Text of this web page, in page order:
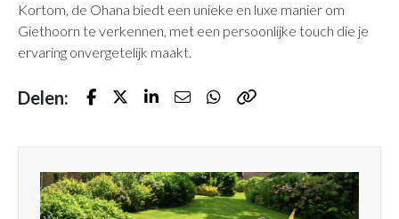
Kortom, de Ohana biedt een unieke en luxe manier om
Giethoorn te verkennen, met een persoonlijke touch die je
ervaring onvergetelijk maakt.
Delen: Facebook
TwitterLinkedIn
E-mailWhatsappKopieer naar